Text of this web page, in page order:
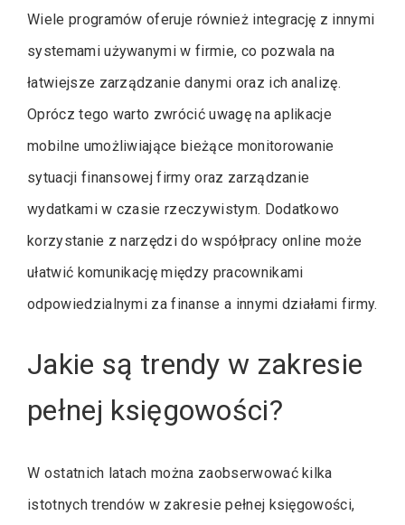
Wiele programów oferuje również integrację z innymi
systemami używanymi w firmie, co pozwala na
łatwiejsze zarządzanie danymi oraz ich analizę.
Oprócz tego warto zwrócić uwagę na aplikacje
mobilne umożliwiające bieżące monitorowanie
sytuacji finansowej firmy oraz zarządzanie
wydatkami w czasie rzeczywistym. Dodatkowo
korzystanie z narzędzi do współpracy online może
ułatwić komunikację między pracownikami
odpowiedzialnymi za finanse a innymi działami firmy.
Jakie są trendy w zakresie
pełnej księgowości?
W ostatnich latach można zaobserwować kilka
istotnych trendów w zakresie pełnej księgowości,